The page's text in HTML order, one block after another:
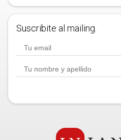
Suscribite al mailing.